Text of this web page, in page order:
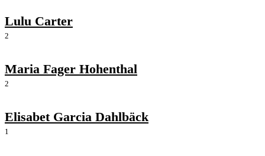
Lulu Carter
2
Maria Fager Hohenthal
2
Elisabet Garcia Dahlbäck
1